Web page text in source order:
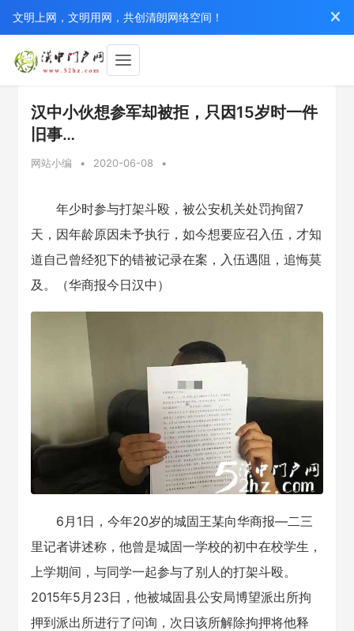
文明上网，文明用网，共创清朗网络空间！
汉中小伙想参军却被拒，只因15岁时一件
旧事…
网站小编 • 2020-06-08 •
年少时参与打架斗殴，被公安机关处罚拘留7
天，因年龄原因未予执行，如今想要应召入伍，才知
道自己曾经犯下的错被记录在案，入伍遇阻，追悔莫
及。（华商报今日汉中）
6月1日，今年20岁的城固王某向华商报—二三
里记者讲述称，他曾是城固一学校的初中在校学生，
上学期间，与同学一起参与了别人的打架斗殴。
2015年5月23日，他被城固县公安局博望派出所拘
押到派出所进行了问询，次日该所解除拘押将他释